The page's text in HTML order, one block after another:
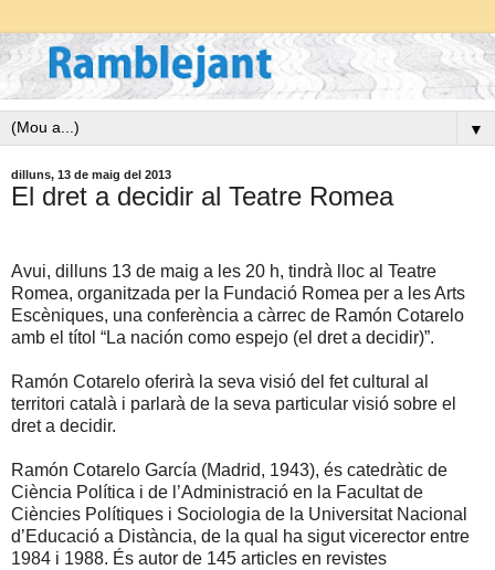
▼
dilluns, 13 de maig del 2013
El dret a decidir al Teatre Romea
Avui, dilluns 13 de maig a les 20 h, tindrà lloc al Teatre
Romea, organitzada per la Fundació Romea per a les Arts
Escèniques, una conferència a càrrec de Ramón Cotarelo
amb el títol “La nación como espejo (el dret a decidir)”.
Ramón Cotarelo oferirà la seva visió del fet cultural al
territori català i parlarà de la seva particular visió sobre el
dret a decidir.
Ramón Cotarelo García (Madrid, 1943), és catedràtic de
Ciència Política i de l’Administració en la Facultat de
Ciències Polítiques i Sociologia de la Universitat Nacional
d’Educació a Distància, de la qual ha sigut vicerector entre
1984 i 1988. És autor de 145 articles en revistes